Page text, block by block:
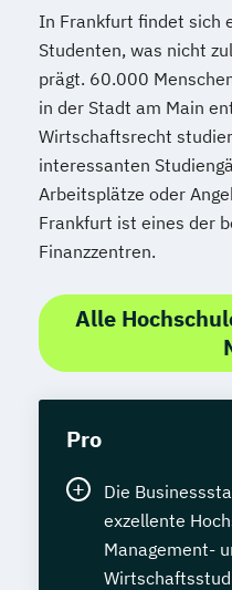
In Frankfurt findet sich
Studenten, was nicht
prägt. 60.000
in der Stadt am Main
Wirtschaftsrecht
interessanten
Arbeitsplätze oder
Frankfurt ist eines der
Finanzzentren.
Alle
Pro
Die
exzellente
Management-